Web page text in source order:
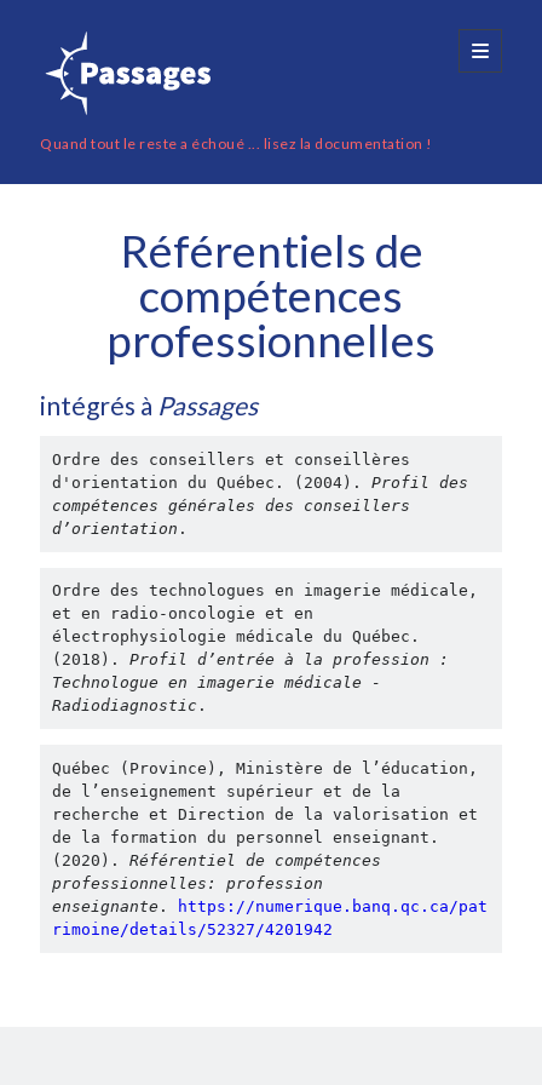
Guide
de
l'utilisateur
Quand tout le reste a échoué ... lisez la documentation !
open
primary
Sidebar
Accéder à votre portfolio
Labelle (2022)
Cette création est mise à disposition selon les termes de laCC BY-SA
4.0
Référentiels de
compétences
professionnelles
intégrés à Passages
Ordre des conseillers et conseillères
d'orientation du Québec. (2004). Profil des
compétences générales des conseillers
d’orientation .
Ordre des technologues en imagerie médicale,
et en radio-oncologie et en
électrophysiologie médicale du Québec.
(2018). Profil d’entrée à la profession :
Technologue en imagerie médicale -
Radiodiagnostic .
Québec (Province), Ministère de l’éducation,
de l’enseignement supérieur et de la
recherche et Direction de la valorisation et
de la formation du personnel enseignant.
(2020). Référentiel de compétences
professionnelles: profession
enseignante .
https://numerique.banq.qc.ca/pat
rimoine/details/52327/4201942